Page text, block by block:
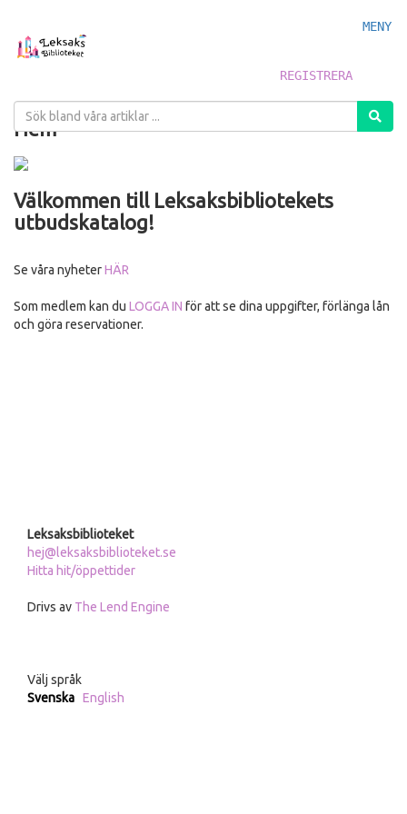
MENY
REGISTRERA
Hem
Välkommen till Leksaksbibliotekets
utbudskatalog!
Se våra nyheterHÄR
Som medlem kan du LOGGA IN för att se dina uppgifter, förlänga lån
och göra reservationer.
Leksaksbiblioteket
hej@leksaksbiblioteket.se
Hitta hit/öppettider
Drivs av The Lend Engine
Välj språk
Svenska English